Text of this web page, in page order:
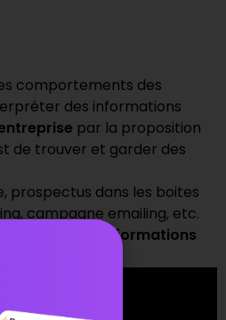
comportements des
des informations
par la proposition
de trouver et garder des
prospectus dans les boites
campagne emailing, etc.
des
informations